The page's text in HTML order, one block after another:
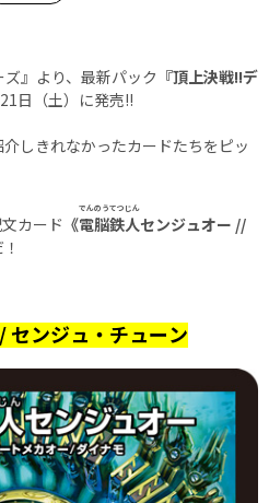
』より、最新パック 『頂上決戦!!デ
日（土）に発売!!
しきれなかったカードたちをピッ
カード 《電脳鉄人
でんのうてつじん
センジュオー //
センジュ・チューン